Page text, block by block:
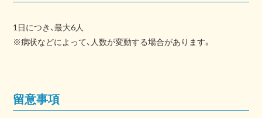
1日につき、最大6人
※病状などによって、人数が変動する場合があります。
留意事項